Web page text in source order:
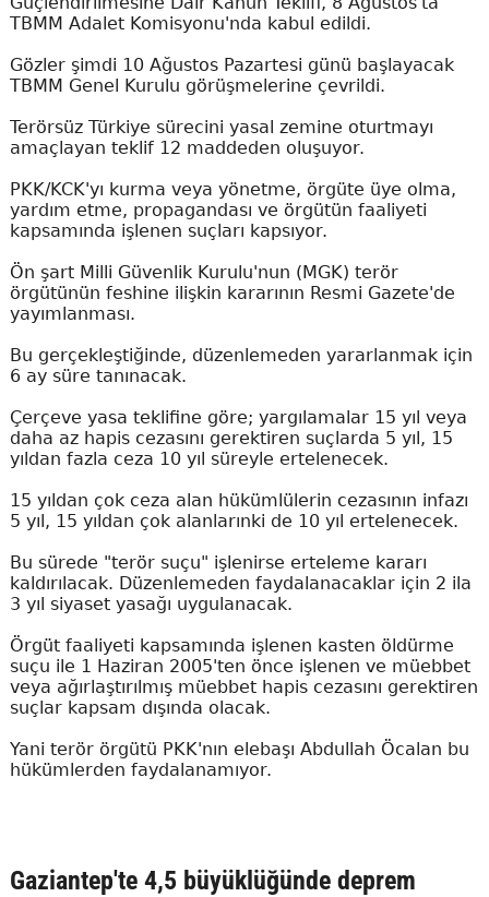
TBMM Adalet Komisyonu'nda kabul edildi.
Gözler şimdi 10 Ağustos Pazartesi günü başlayacak
TBMM Genel Kurulu görüşmelerine çevrildi.
Terörsüz Türkiye sürecini yasal zemine oturtmayı
amaçlayan teklif 12 maddeden oluşuyor.
PKK/KCK'yı kurma veya yönetme, örgüte üye olma,
yardım etme, propagandası ve örgütün faaliyeti
kapsamında işlenen suçları kapsıyor.
Ön şart Milli Güvenlik Kurulu'nun (MGK) terör
örgütünün feshine ilişkin kararının Resmi Gazete'de
yayımlanması.
Bu gerçekleştiğinde, düzenlemeden yararlanmak için
6 ay süre tanınacak.
Çerçeve yasa teklifine göre; yargılamalar 15 yıl veya
daha az hapis cezasını gerektiren suçlarda 5 yıl, 15
yıldan fazla ceza 10 yıl süreyle ertelenecek.
15 yıldan çok ceza alan hükümlülerin cezasının infazı
5 yıl, 15 yıldan çok alanlarınki de 10 yıl ertelenecek.
Bu sürede "terör suçu" işlenirse erteleme kararı
kaldırılacak. Düzenlemeden faydalanacaklar için 2 ila
3 yıl siyaset yasağı uygulanacak.
Örgüt faaliyeti kapsamında işlenen kasten öldürme
suçu ile 1 Haziran 2005'ten önce işlenen ve müebbet
veya ağırlaştırılmış müebbet hapis cezasını gerektiren
suçlar kapsam dışında olacak.
Yani terör örgütü PKK'nın elebaşı Abdullah Öcalan bu
hükümlerden faydalanamıyor.
Gaziantep'te 4,5 büyüklüğünde deprem